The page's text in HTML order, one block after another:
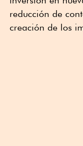
reducción de
creación de los